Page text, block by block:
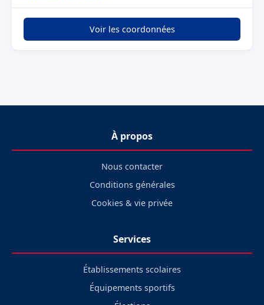
Voir les coordonnées
À propos
Nous contacter
Conditions générales
Cookies & vie privée
Services
Établissements scolaires
Équipements sportifs